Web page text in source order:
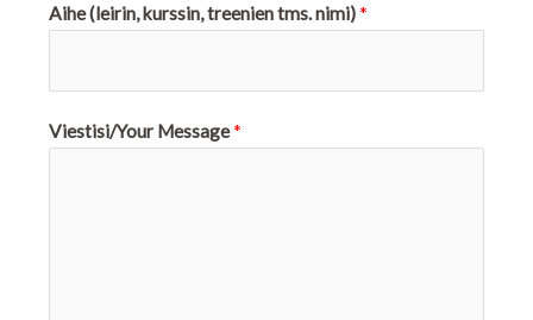
Aihe (leirin, kurssin, treenien tms. nimi)*
Viestisi/Your Message*